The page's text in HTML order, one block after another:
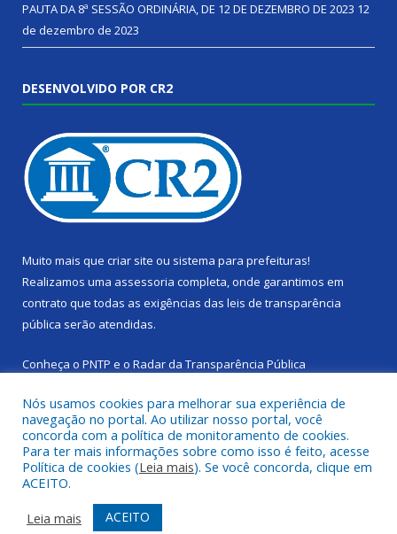
PAUTA DA 8ª SESSÃO ORDINÁRIA, DE 12 DE DEZEMBRO DE 2023 12
de dezembro de 2023
DESENVOLVIDO POR CR2
Muito mais que criar site ou sistema para prefeituras!
Realizamos uma assessoria completa, onde garantimos em
contrato que todas as exigências das leis de transparência
pública serão atendidas.
Conheça o PNTP e o Radar da Transparência Pública
Todos os direitos reservados a Câmara Municipal de Cachoeira
do Piriá.
Mapa do Site
Acessar Área Administrativa
Nós usamos cookies para melhorar sua experiência de
navegação no portal. Ao utilizar nosso portal, você
concorda com a política de monitoramento de cookies.
Para ter mais informações sobre como isso é feito, acesse
Política de cookies (Leia mais). Se você concorda, clique em
ACEITO.
Leia mais
ACEITO